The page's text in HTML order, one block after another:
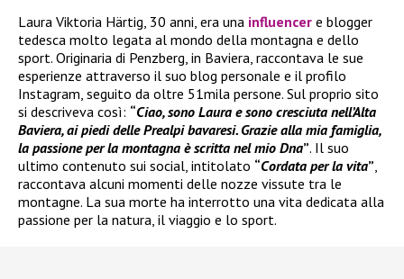
Laura Viktoria Härtig, 30 anni, era una influencer e blogger
tedesca molto legata al mondo della montagna e dello
sport. Originaria di Penzberg, in Baviera, raccontava le sue
esperienze attraverso il suo blog personale e il profilo
Instagram, seguito da oltre 51mila persone. Sul proprio sito
si descriveva così: “Ciao, sono Laura e sono cresciuta nell’Alta
Baviera, ai piedi delle Prealpi bavaresi. Grazie alla mia famiglia,
la passione per la montagna è scritta nel mio Dna”. Il suo
ultimo contenuto sui social, intitolato “Cordata per la vita”,
raccontava alcuni momenti delle nozze vissute tra le
montagne. La sua morte ha interrotto una vita dedicata alla
passione per la natura, il viaggio e lo sport.